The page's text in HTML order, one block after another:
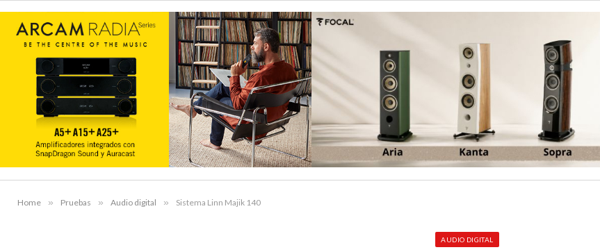
Home » Pruebas » Audio digital » Sistema Linn Majik 140
AUDIO DIGITAL